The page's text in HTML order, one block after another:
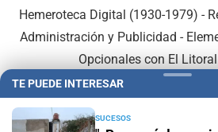
Hemeroteca Digital (1930-1979) -
Administración y Publicidad -
Opcionales con El Litoral
TE PUEDE INTERESAR
SUCESOS